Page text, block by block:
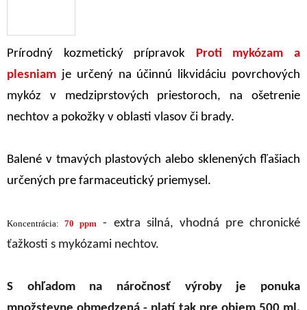
Prírodný kozmetický prípravok Proti mykózam a
plesniam je určený na účinnú likvidáciu povrchových
mykóz v medziprstových priestoroch, na ošetrenie
nechtov a pokožky v oblasti vlasov či brady.
Balené v tmavých plastových alebo sklenených fľašiach
určených pre farmaceutický priemysel.
Koncentrácia:70 ppm - extra silná, vhodná pre chronické
ťažkosti s mykózami nechtov.
S ohľadom na náročnosť výroby je ponuka